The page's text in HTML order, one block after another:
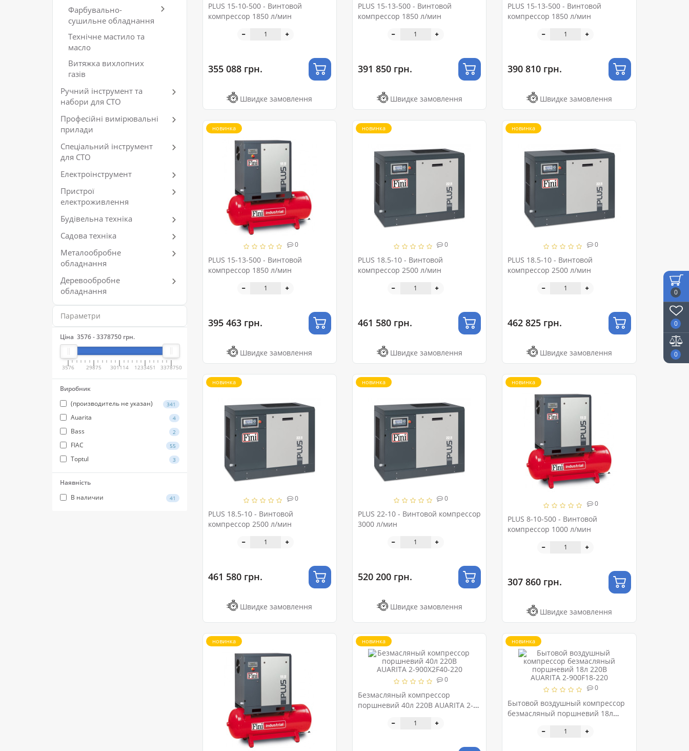
0
0
0
Фарбувально-
сушильне обладнання
Технічне мастило та
масло
Витяжка вихлопних
газів
Ручний інструмент та
набори для СТО
Професійні вимірювальні
прилади
Спеціальний інструмент
для СТО
Електроінструмент
Пристрої
електроживлення
Будівельна техніка
Садова техніка
Металообробне
обладнання
Деревообробне
обладнання
Параметри
Ціна 3576-3378750 грн.
3576 29875 301114 1233451 3378750
Виробник
(производитель не указан)
341
Auarita 4
Bass 2
FIAC 55
Toptul 3
Наявність
В наличии
41
PLUS 15-10-500 - Винтовой
компрессор 1850 л/мин
355 088 грн.
Швидке замовлення
PLUS 15-13-500 - Винтовой
компрессор 1850 л/мин
391 850 грн.
Швидке замовлення
PLUS 15-13-500 - Винтовой
компрессор 1850 л/мин
390 810 грн.
Швидке замовлення
0
PLUS 15-13-500 - Винтовой
компрессор 1850 л/мин
новинка
395 463 грн.
Швидке замовлення
0
PLUS 18.5-10 - Винтовой
компрессор 2500 л/мин
новинка
461 580 грн.
Швидке замовлення
0
PLUS 18.5-10 - Винтовой
компрессор 2500 л/мин
новинка
462 825 грн.
Швидке замовлення
0
PLUS 18.5-10 - Винтовой
компрессор 2500 л/мин
новинка
461 580 грн.
Швидке замовлення
0
PLUS 22-10 - Винтовой компрессор
3000 л/мин
новинка
520 200 грн.
Швидке замовлення
0
PLUS 8-10-500 - Винтовой
компрессор 1000 л/мин
новинка
307 860 грн.
Швидке замовлення
новинка
0
Безмасляный компрессор
поршневий 40л 220В AUARITA 2-
новинка
0
Бытовой воздушный компрессор
безмасляный поршневий 18л
новинка